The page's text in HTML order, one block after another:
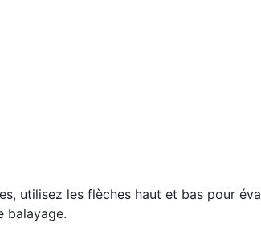
utilisez les flèches haut et bas pour
balayage.